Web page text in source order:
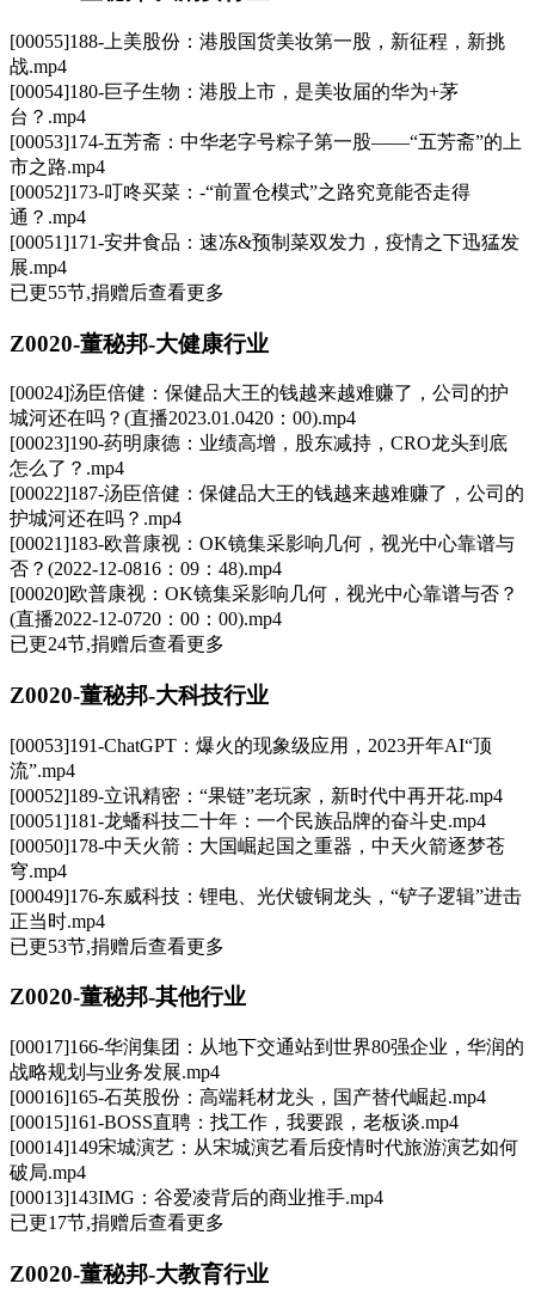
[00055]188-上美股份：港股国货美妆第一股，新征程，新挑
战.mp4
[00054]180-巨子生物：港股上市，是美妆届的华为+茅
台？.mp4
[00053]174-五芳斋：中华老字号粽子第一股——“五芳斋”的上
市之路.mp4
[00052]173-叮咚买菜：-“前置仓模式”之路究竟能否走得
通？.mp4
[00051]171-安井食品：速冻&预制菜双发力，疫情之下迅猛发
展.mp4
已更55节,捐赠后查看更多
Z0020-董秘邦-大健康行业
[00024]汤臣倍健：保健品大王的钱越来越难赚了，公司的护
城河还在吗？(直播2023.01.0420：00).mp4
[00023]190-药明康德：业绩高增，股东减持，CRO龙头到底
怎么了？.mp4
[00022]187-汤臣倍健：保健品大王的钱越来越难赚了，公司的
护城河还在吗？.mp4
[00021]183-欧普康视：OK镜集采影响几何，视光中心靠谱与
否？(2022-12-0816：09：48).mp4
[00020]欧普康视：OK镜集采影响几何，视光中心靠谱与否？
(直播2022-12-0720：00：00).mp4
已更24节,捐赠后查看更多
Z0020-董秘邦-大科技行业
[00053]191-ChatGPT：爆火的现象级应用，2023开年AI“顶
流”.mp4
[00052]189-立讯精密：“果链”老玩家，新时代中再开花.mp4
[00051]181-龙蟠科技二十年：一个民族品牌的奋斗史.mp4
[00050]178-中天火箭：大国崛起国之重器，中天火箭逐梦苍
穹.mp4
[00049]176-东威科技：锂电、光伏镀铜龙头，“铲子逻辑”进击
正当时.mp4
已更53节,捐赠后查看更多
Z0020-董秘邦-其他行业
[00017]166-华润集团：从地下交通站到世界80强企业，华润的
战略规划与业务发展.mp4
[00016]165-石英股份：高端耗材龙头，国产替代崛起.mp4
[00015]161-BOSS直聘：找工作，我要跟，老板谈.mp4
[00014]149宋城演艺：从宋城演艺看后疫情时代旅游演艺如何
破局.mp4
[00013]143IMG：谷爱凌背后的商业推手.mp4
已更17节,捐赠后查看更多
Z0020-董秘邦-大教育行业